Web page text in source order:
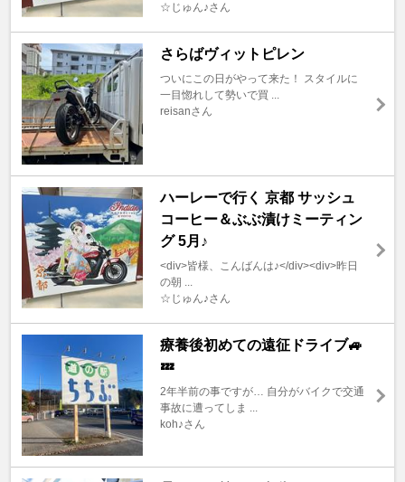
☆じゅん♪さん
さらばヴィットピレン
ついにこの日がやって来た！ スタイルに
一目惚れして勢いで買 ...
reisanさん
ハーレーで行く 京都 サッシュ
コーヒー＆ぶぶ漬けミーティン
グ 5月♪
<div>皆様、こんばんは♪</div><div>昨日
の朝 ...
☆じゅん♪さん
療養後初めての遠征ドライブ🚙
💤
2年半前の事ですが… 自分がバイクで交通
事故に遭ってしま ...
koh♪さん